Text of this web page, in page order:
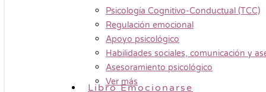
Psicología Cognitivo-Conductual (TCC)
Regulación emocional
Apoyo psicológico
Habilidades sociales, comunicación y
Asesoramiento psicológico
Ver más
Libro Emocionarse